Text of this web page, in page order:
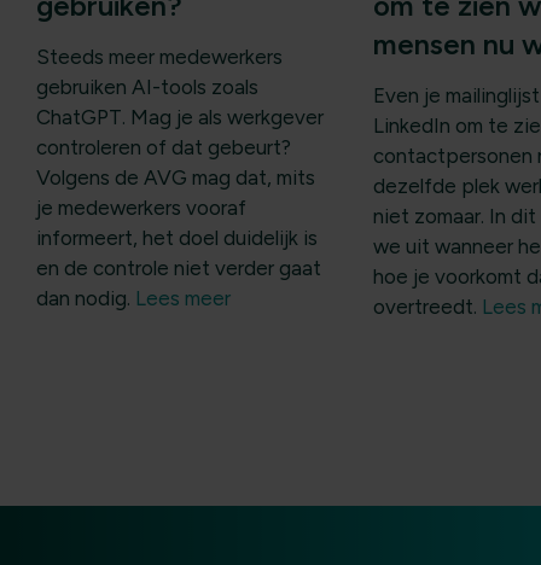
Steeds meer medewerkers
gebruiken AI-tools zoals
ChatGPT. Mag je als werkgever
controleren of dat gebeurt?
Volgens de AVG mag dat, mits
je medewerkers vooraf
informeert, het doel duidelijk is
en de controle niet verder gaat
dan nodig. Lees meer
mensen nu
Even je
LinkedIn om te
contactpersonen
dezelfde plek
niet zomaar. In
we uit wanneer
hoe je voorkomt
overtreedt. Lees